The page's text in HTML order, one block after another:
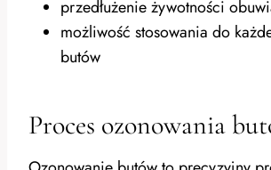
przedłużenie żywotności
możliwość stosowania do
butów
Proces ozonowania